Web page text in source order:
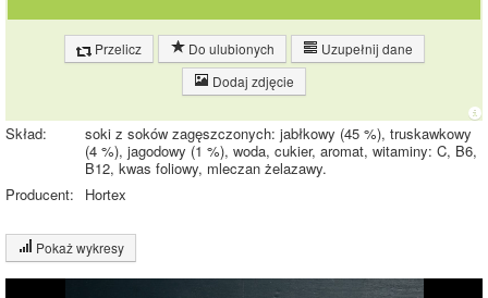
Przelicz Do ulubionych
Uzupełnij dane
Dodaj zdjęcie
Skład:
soki z soków zagęszczonych: jabłkowy (45 %), truskawkowy
(4 %), jagodowy (1 %), woda, cukier, aromat, witaminy: C, B6,
B12, kwas foliowy, mleczan żelazawy.
Producent:
Hortex
Pokaż wykresy
Wykres składu produktu